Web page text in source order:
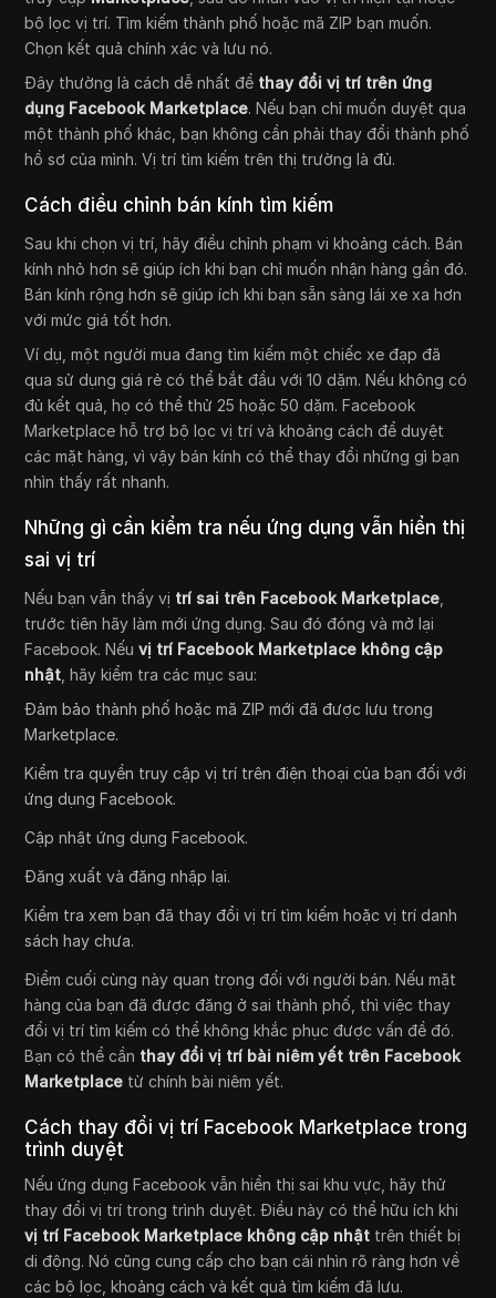
bộ lọc vị trí. Tìm kiếm thành phố hoặc mã ZIP bạn muốn.
Chọn kết quả chính xác và lưu nó.
Đây thường là cách dễ nhất để thay đổi vị trí trên ứng
dụng Facebook Marketplace. Nếu bạn chỉ muốn duyệt qua
một thành phố khác, bạn không cần phải thay đổi thành phố
hồ sơ của mình. Vị trí tìm kiếm trên thị trường là đủ.
Cách điều chỉnh bán kính tìm kiếm
Sau khi chọn vị trí, hãy điều chỉnh phạm vi khoảng cách. Bán
kính nhỏ hơn sẽ giúp ích khi bạn chỉ muốn nhận hàng gần đó.
Bán kính rộng hơn sẽ giúp ích khi bạn sẵn sàng lái xe xa hơn
với mức giá tốt hơn.
Ví dụ, một người mua đang tìm kiếm một chiếc xe đạp đã
qua sử dụng giá rẻ có thể bắt đầu với 10 dặm. Nếu không có
đủ kết quả, họ có thể thử 25 hoặc 50 dặm. Facebook
Marketplace hỗ trợ bộ lọc vị trí và khoảng cách để duyệt
các mặt hàng, vì vậy bán kính có thể thay đổi những gì bạn
nhìn thấy rất nhanh.
Những gì cần kiểm tra nếu ứng dụng vẫn hiển thị
sai vị trí
Nếu bạn vẫn thấy vị trí sai trên Facebook Marketplace
trước tiên hãy làm mới ứng dụng. Sau đó đóng và mở lại
Facebook. Nếuvị trí Facebook Marketplace không cập
nhật , hãy kiểm tra các mục sau:
Đảm bảo thành phố hoặc mã ZIP mới đã được lưu trong
Marketplace.
Kiểm tra quyền truy cập vị trí trên điện thoại của bạn đối với
ứng dụng Facebook.
Cập nhật ứng dụng Facebook.
Đăng xuất và đăng nhập lại.
Kiểm tra xem bạn đã thay đổi vị trí tìm kiếm hoặc vị trí danh
sách hay chưa.
Điểm cuối cùng này quan trọng đối với người bán. Nếu mặt
hàng của bạn đã được đăng ở sai thành phố, thì việc thay
đổi vị trí tìm kiếm có thể không khắc phục được vấn đề đó.
Bạn có thể cần thay đổi vị trí bài niêm yết trên Facebook
Marketplace từ chính bài niêm yết.
Cách thay đổi vị trí Facebook Marketplace trong
trình duyệt
Nếu ứng dụng Facebook vẫn hiển thị sai khu vực, hãy thử
thay đổi vị trí trong trình duyệt. Điều này có thể hữu ích khi
vị trí Facebook Marketplace không cập nhật trên thiết bị
di động. Nó cũng cung cấp cho bạn cái nhìn rõ ràng hơn về
các bộ lọc, khoảng cách và kết quả tìm kiếm đã lưu.